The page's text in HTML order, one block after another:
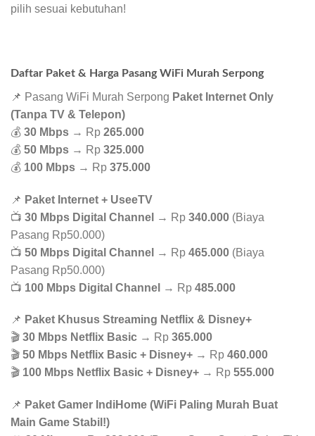
pilih sesuai kebutuhan!
Daftar Paket & Harga Pasang WiFi Murah Serpong
📌 Pasang WiFi Murah Serpong Paket Internet Only
(Tanpa TV & Telepon)
💰 30 Mbps → Rp 265.000
💰 50 Mbps → Rp 325.000
💰 100 Mbps → Rp 375.000
📌 Paket Internet + UseeTV
📺 30 Mbps Digital Channel → Rp 340.000 (Biaya
Pasang Rp50.000)
📺 50 Mbps Digital Channel → Rp 465.000 (Biaya
Pasang Rp50.000)
📺 100 Mbps Digital Channel → Rp 485.000
📌 Paket Khusus Streaming Netflix & Disney+
🎬 30 Mbps Netflix Basic → Rp 365.000
🎬 50 Mbps Netflix Basic + Disney+ → Rp 460.000
🎬 100 Mbps Netflix Basic + Disney+ → Rp 555.000
📌 Paket Gamer IndiHome (WiFi Paling Murah Buat
Main Game Stabil!)